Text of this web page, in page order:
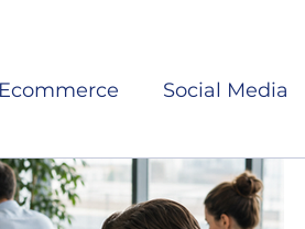
Ecommerce Social Media
IA Google ADS